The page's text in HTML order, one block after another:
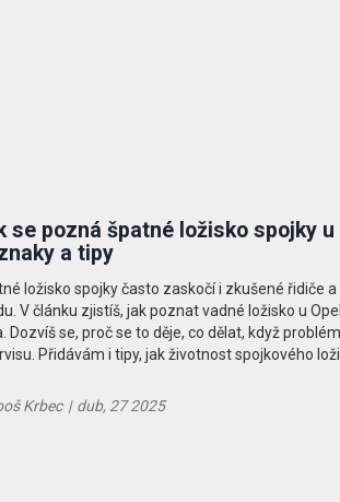
se pozná špatné ložisko spojky u
a tipy
ložisko spojky často zaskočí i zkušené řidiče
V článku zjistíš, jak poznat vadné ložisko u
Dozvíš se, proč se to děje, co dělat, když
Přidávám i tipy, jak životnost spojkového
Krbec | dub, 27 2025